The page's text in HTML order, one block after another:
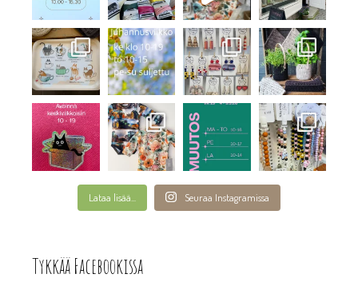
Lataa lisää... Seuraa Instagramissa
Tykkää Facebookissa